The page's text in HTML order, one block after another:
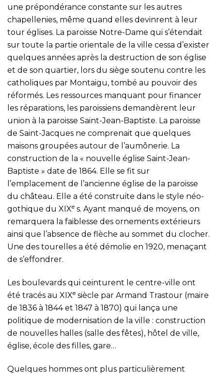
une prépondérance constante sur les autres
chapellenies, même quand elles devinrent à leur
tour églises. La paroisse Notre-Dame qui s’étendait
sur toute la partie orientale de la ville cessa d’exister
quelques années après la destruction de son église
et de son quartier, lors du siège soutenu contre les
catholiques par Montaigu, tombé au pouvoir des
réformés. Les ressources manquant pour financer
les réparations, les paroissiens demandèrent leur
union à la paroisse Saint-Jean-Baptiste. La paroisse
de Saint-Jacques ne comprenait que quelques
maisons groupées autour de l’aumônerie. La
construction de la « nouvelle église Saint-Jean-
Baptiste » date de 1864. Elle se fit sur
l’emplacement de l’ancienne église de la paroisse
du château. Elle a été construite dans le style néo-
gothique du XIXe s. Ayant manqué de moyens, on
remarquera la faiblesse des ornements extérieurs
ainsi que l’absence de flèche au sommet du clocher.
Une des tourelles a été démolie en 1920, menaçant
de s’effondrer.
Les boulevards qui ceinturent le centre-ville ont
été tracés au XIXe siècle par Armand Trastour (maire
de 1836 à 1844 et 1847 à 1870) qui lança une
politique de modernisation de la ville : construction
de nouvelles halles (salle des fêtes), hôtel de ville,
église, école des filles, gare…
Quelques hommes ont plus particulièrement